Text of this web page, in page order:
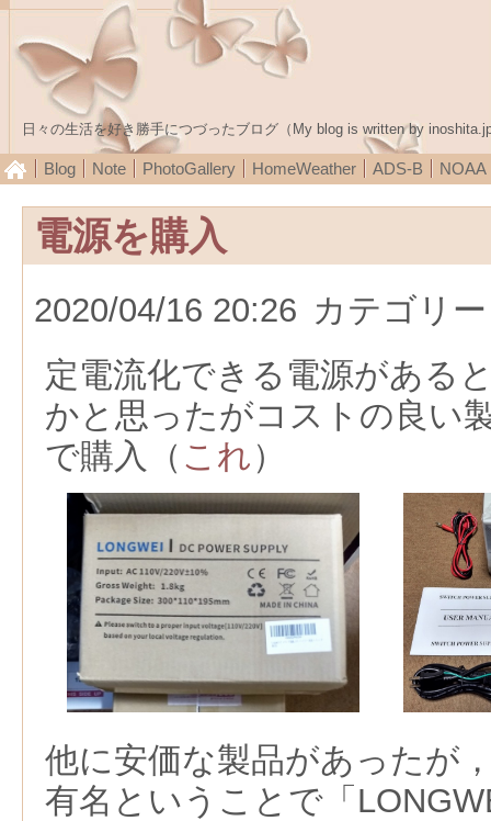
日々の生活を好き勝手につづったブログ（My blog is written by
Blog Note PhotoGallery HomeWeather ADS-B NOAA
電源を購入
2020/04/16 20:26 カテゴリ
定電流化できる電源がある
かと思ったがコストの良い
で購入（ これ ）
他に安価な製品があったが
有名ということで「